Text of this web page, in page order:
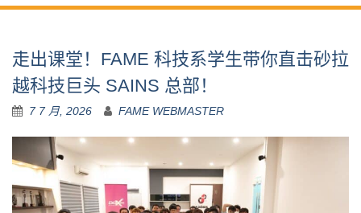
走出课堂！FAME 科技系学生带你直击砂拉
越科技巨头 SAINS 总部！
7 7 月, 2026 FAME WEBMASTER